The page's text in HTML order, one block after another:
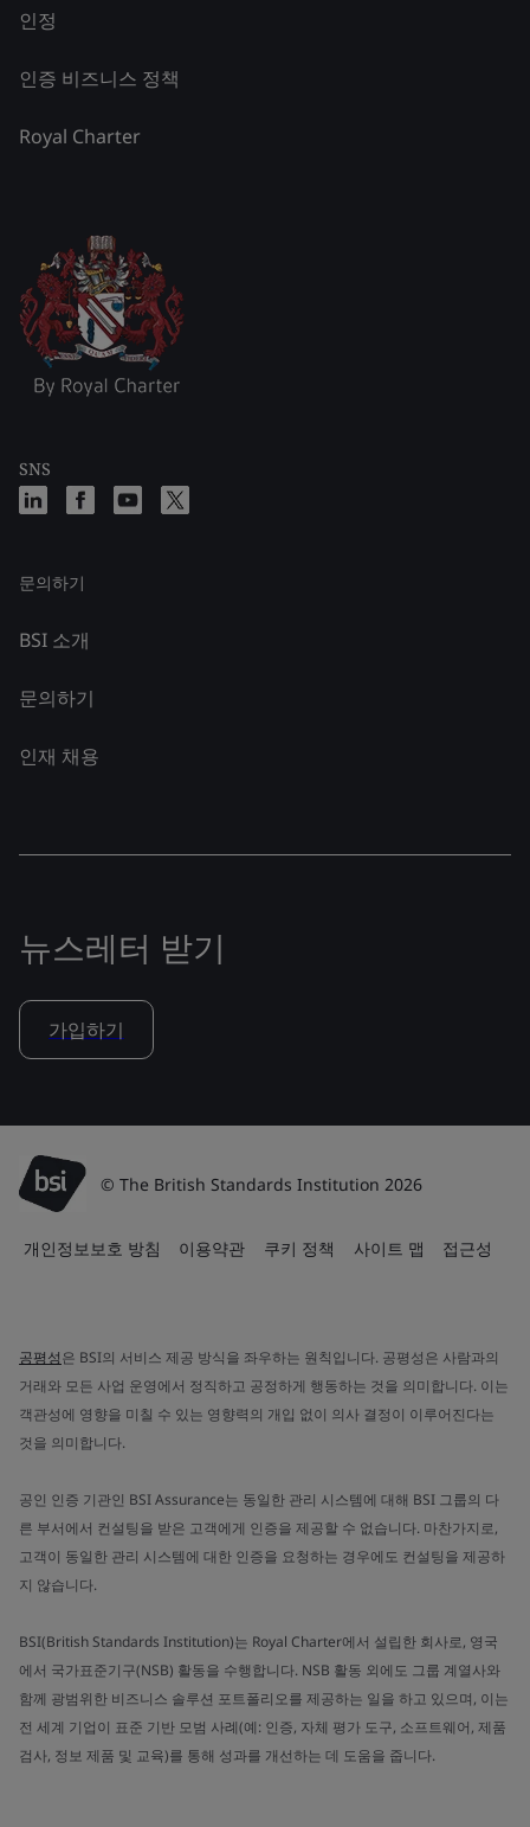
인정
인증 비즈니스 정책
Royal Charter
SNS
문의하기
BSI 소개
문의하기
인재 채용
뉴스레터 받기
가입하기
© The British Standards Institution 2026
개인정보보호 방침 이용약관 쿠키 정책 사이트 맵 접근성
공평성은 BSI의 서비스 제공 방식을 좌우하는 원칙입니다. 공평성은 사람과의
거래와 모든 사업 운영에서 정직하고 공정하게 행동하는 것을 의미합니다. 이는
객관성에 영향을 미칠 수 있는 영향력의 개입 없이 의사 결정이 이루어진다는
것을 의미합니다.
공인 인증 기관인 BSI Assurance는 동일한 관리 시스템에 대해 BSI 그룹의 다
른 부서에서 컨설팅을 받은 고객에게 인증을 제공할 수 없습니다. 마찬가지로,
고객이 동일한 관리 시스템에 대한 인증을 요청하는 경우에도 컨설팅을 제공하
지 않습니다.
BSI(British Standards Institution)는 Royal Charter에서 설립한 회사로, 영국
에서 국가표준기구(NSB) 활동을 수행합니다. NSB 활동 외에도 그룹 계열사와
함께 광범위한 비즈니스 솔루션 포트폴리오를 제공하는 일을 하고 있으며, 이는
전 세계 기업이 표준 기반 모범 사례(예: 인증, 자체 평가 도구, 소프트웨어, 제품
검사, 정보 제품 및 교육)를 통해 성과를 개선하는 데 도움을 줍니다.